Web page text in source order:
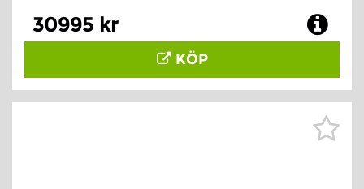
30995 kr
KÖP